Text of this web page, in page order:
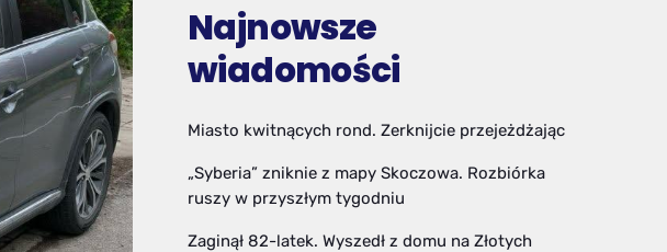
Najnowsze
wiadomości
Miasto kwitnących rond. Zerknijcie przejeżdżając
„Syberia” zniknie z mapy Skoczowa. Rozbiórka
ruszy w przyszłym tygodniu
Zaginął 82-latek. Wyszedł z domu na Złotych